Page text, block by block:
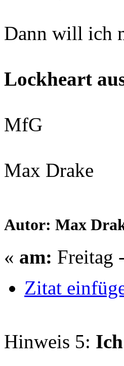
Dann will ich
Lockheart
MfG
Max Drake
Autor: Max
« am: Freitag
Zitat
Hinweis 5: